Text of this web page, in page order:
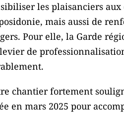
les plaisanciers
mais aussi de
Pour elle, la Garde
de
chantier fortement
en mars 2025 pour